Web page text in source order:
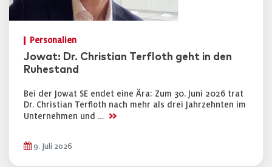
Personalien
Jowat: Dr. Christian Terfloth geht in den
Ruhestand
Bei der Jowat SE endet eine Ära: Zum 30. Juni 2026 trat
Dr. Christian Terfloth nach mehr als drei Jahrzehnten im
Unternehmen und … >>
9. Juli 2026